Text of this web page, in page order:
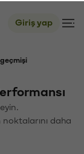
Giriş yap
daha